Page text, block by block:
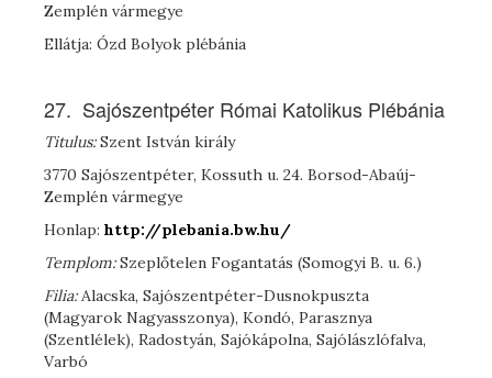
Zemplén vármegye
Ellátja: Ózd Bolyok plébánia
27. Sajószentpéter Római Katolikus Plébánia
Titulus:Szent István király
3770 Sajószentpéter, Kossuth u. 24. Borsod-Abaúj-
Zemplén vármegye
Honlap: http://plebania.bw.hu/
Templom:Szeplőtelen Fogantatás (Somogyi B. u. 6.)
Filia:Alacska, Sajószentpéter-Dusnokpuszta
(Magyarok Nagyasszonya), Kondó, Parasznya
(Szentlélek), Radostyán, Sajókápolna, Sajólászlófalva,
Varbó